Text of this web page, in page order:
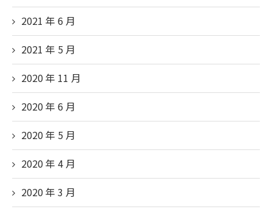
2021 年 6 月
2021 年 5 月
2020 年 11 月
2020 年 6 月
2020 年 5 月
2020 年 4 月
2020 年 3 月